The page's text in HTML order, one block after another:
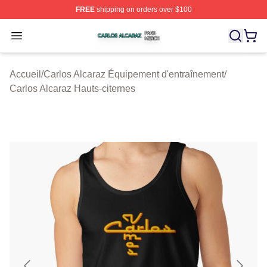
FREEshipping on orders over $100
Open menu
Carlos Alcaraz Shop ⚡️ Officially Licensed Carlos
Accueil /Carlos Alcaraz Équipement d'entraînement/
Carlos Alcaraz Hauts-citernes